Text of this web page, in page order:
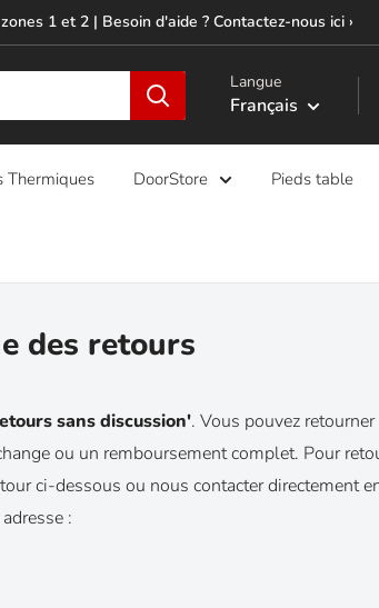
1 et 2 | Besoin d'aide ? Contactez-nous ici ›
Langue
Français
Thermiques DoorStore Pieds table
des retours
sans discussion'. Vous pouvez
ou un remboursement complet. Pour
ci-dessous ou nous contacter directement
: